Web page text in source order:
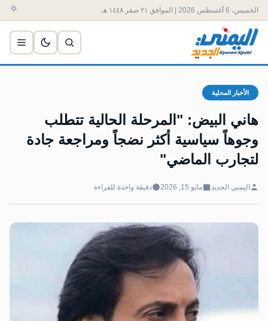
الخميس، 6 أغسطس 2026 | الموافق ٢١ صفر ١٤٤٨ هـ
الأخبار المحلية
هاني البيض: "المرحلة الحالية تتطلب
وجوهاً سياسية أكثر نضجاً ومراجعة جادة
لتجارب الماضي"
اليمني الجديد مايو 15, 2026 دقيقة واحدة للقراءة